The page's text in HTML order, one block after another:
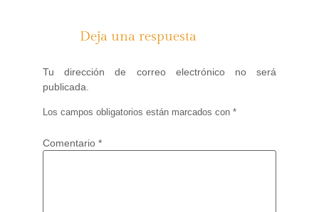
Deja una respuesta
Tu dirección de correo electrónico no será
publicada.
Los campos obligatorios están marcados con *
Comentario *